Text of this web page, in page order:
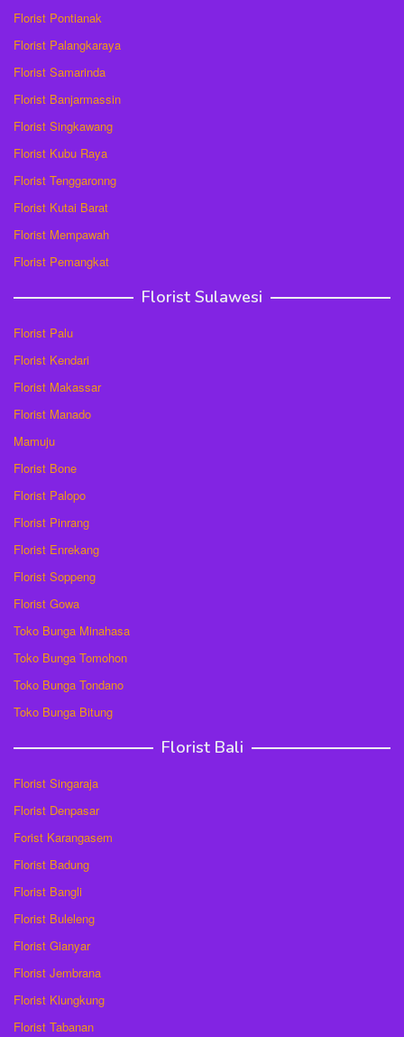
Florist Pontianak
Florist Palangkaraya
Florist Samarinda
Florist Banjarmassin
Florist Singkawang
Florist Kubu Raya
Florist Tenggaronng
Florist Kutai Barat
Florist Mempawah
Florist Pemangkat
Florist Sulawesi
Florist Palu
Florist Kendari
Florist Makassar
Florist Manado
Mamuju
Florist Bone
Florist Palopo
Florist Pinrang
Florist Enrekang
Florist Soppeng
Florist Gowa
Toko Bunga Minahasa
Toko Bunga Tomohon
Toko Bunga Tondano
Toko Bunga Bitung
Florist Bali
Florist Singaraja
Florist Denpasar
Forist Karangasem
Florist Badung
Florist Bangli
Florist Buleleng
Florist Gianyar
Florist Jembrana
Florist Klungkung
Florist Tabanan